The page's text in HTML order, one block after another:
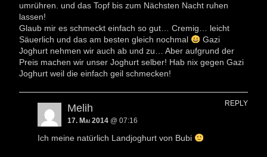
umrühren. und das Topf bis zum Nächsten Nacht ruhen
lassen!
Glaub mir es schmeckt einfach so gut… Cremig… leicht
Säuerlich und das am besten gleich nochmal
Gazi
Joghurt nehmen wir auch ab und zu… Aber aufgrund der
Preis machen wir unser Joghurt selber! Hab nix gegen Gazi
Joghurt weil die einfach geil schmecken!
Melih
17. Mai 2014 @ 07:16
Ich meine natürlich Landjoghurt von Bubi
REPLY